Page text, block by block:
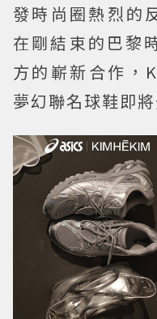
發時尚圈熱烈的
在剛結束的巴黎
方的嶄新合作，
夢幻聯名球鞋即將